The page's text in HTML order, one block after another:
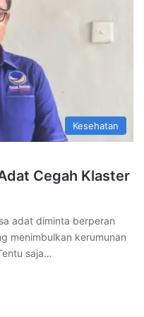
Kesehatan
Cegah Klaster
adat diminta berperan
menimbulkan kerumunan
saja…